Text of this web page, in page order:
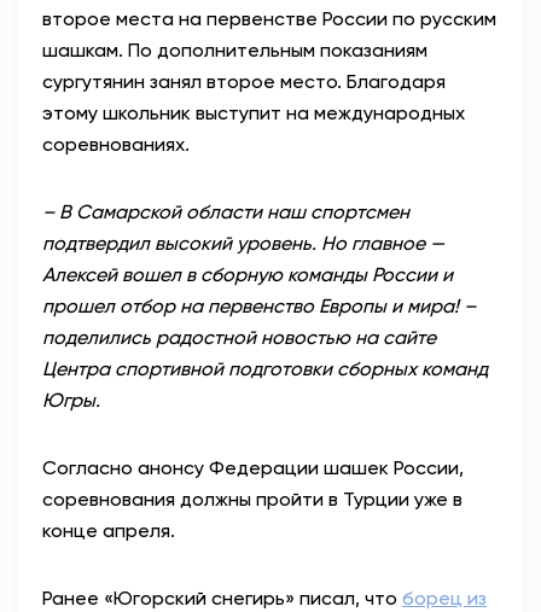
второе места на первенстве России по русским
шашкам. По дополнительным показаниям
сургутянин занял второе место. Благодаря
этому школьник выступит на международных
соревнованиях.
– В Самарской области наш спортсмен
подтвердил высокий уровень. Но главное —
Алексей вошел в сборную команды России и
прошел отбор на первенство Европы и мира! –
поделились радостной новостью на сайте
Центра спортивной подготовки сборных команд
Югры.
Согласно анонсу Федерации шашек России,
соревнования должны пройти в Турции уже в
конце апреля.
Ранее «Югорский снегирь» писал, что борец из